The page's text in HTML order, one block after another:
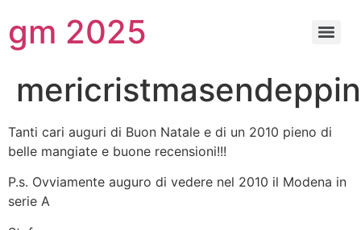
gm 2025
Tanti cari auguri di Buon Natale e di un 2010 pieno di
belle mangiate e buone recensioni!!!
P.s. Ovviamente auguro di vedere nel 2010 il Modena in
serie A